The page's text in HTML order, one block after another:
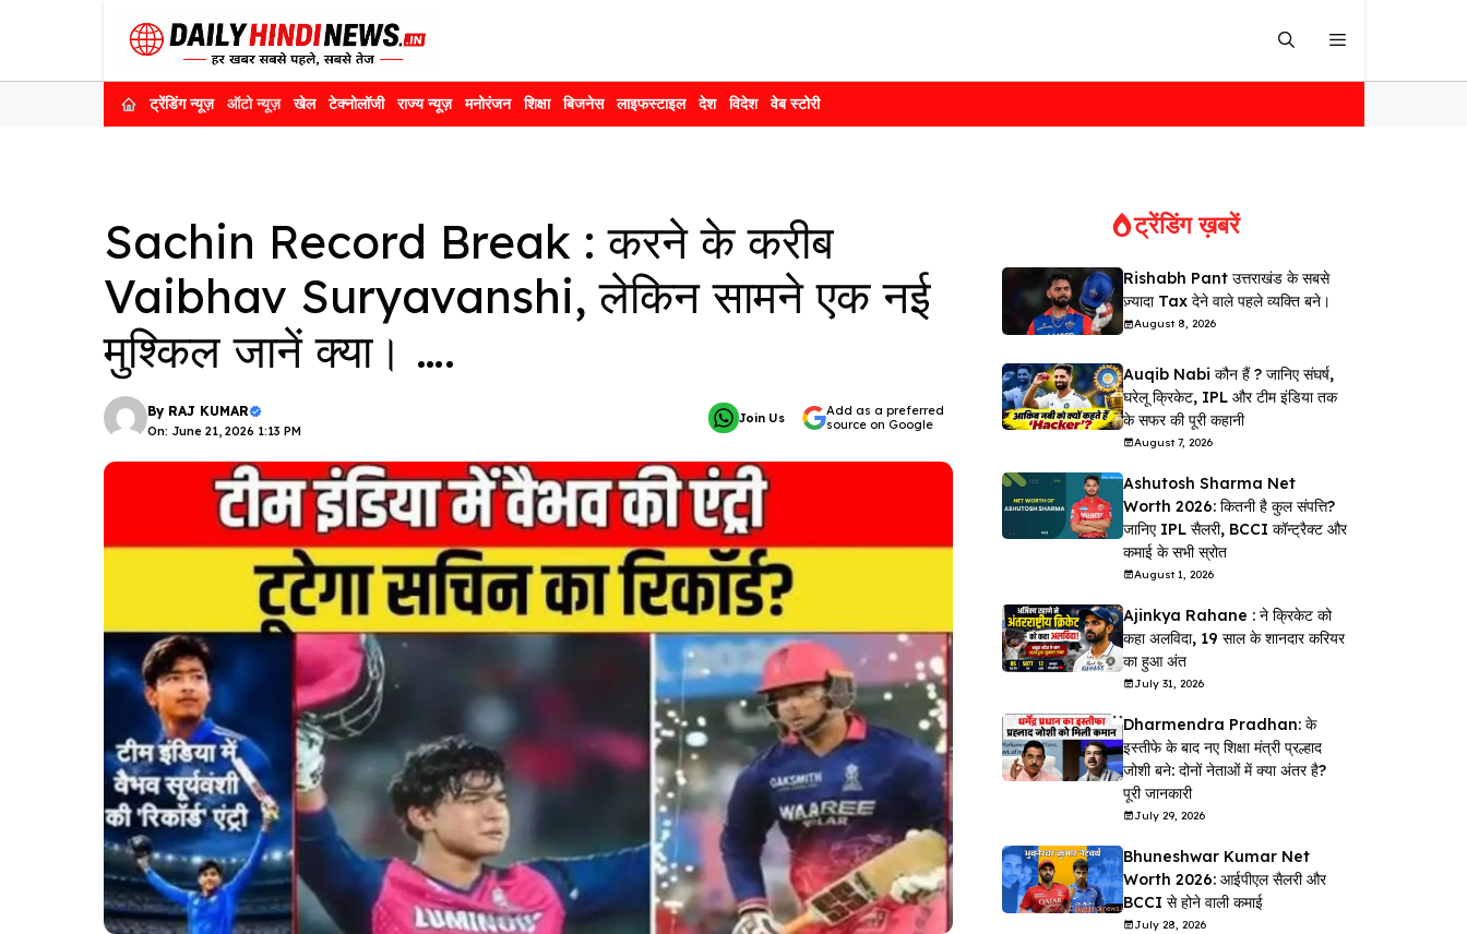
ट्रेंडिंग न्यूज़ ऑटो न्यूज़ खेल टेक्नोलॉजी राज्य न्यूज़ मनोरंजन शिक्षा बिजनेस लाइफस्टाइल देश विदेश वेब स्टोरी
Sachin Record Break : करने के करीब
Vaibhav Suryavanshi, लेकिन सामने एक नई
मुश्किल जानें क्या। ….
By RAJ KUMAR
On: June 21, 2026 1:13 PM
Join Us
Add as a preferred
source on Google
ट्रेंडिंग ख़बरें
Rishabh Pant उत्तराखंड के सबसे
ज़्यादा Tax देने वाले पहले व्यक्ति बने।
August 8, 2026
Auqib Nabi कौन हैं ? जानिए संघर्ष,
घरेलू क्रिकेट, IPL और टीम इंडिया तक
के सफर की पूरी कहानी
August 7, 2026
Ashutosh Sharma Net
Worth 2026: कितनी है कुल संपत्ति?
जानिए IPL सैलरी, BCCI कॉन्ट्रैक्ट और
कमाई के सभी स्रोत
August 1, 2026
Ajinkya Rahane : ने क्रिकेट को
कहा अलविदा, 19 साल के शानदार करियर
का हुआ अंत
July 31, 2026
Dharmendra Pradhan: के
इस्तीफे के बाद नए शिक्षा मंत्री प्रल्हाद
जोशी बने: दोनों नेताओं में क्या अंतर है?
पूरी जानकारी
July 29, 2026
Bhuneshwar Kumar Net
Worth 2026: आईपीएल सैलरी और
BCCI से होने वाली कमाई
July 28, 2026